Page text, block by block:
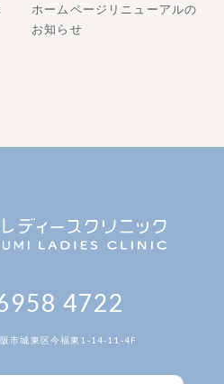
ホームページリニューアルの
お知らせ
4722
市城東区今福東1-14-11-4F